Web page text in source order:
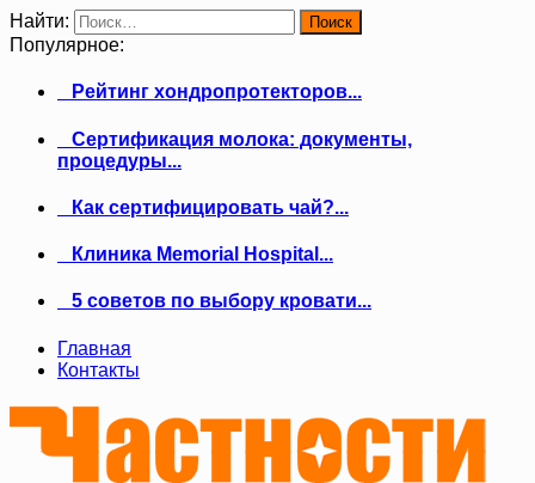
Найти:
Популярное:
Рейтинг хондропротекторов...
Сертификация молока: документы,
процедуры...
Как сертифицировать чай?...
Клиника Memorial Hospital...
5 советов по выбору кровати...
Главная
Контакты